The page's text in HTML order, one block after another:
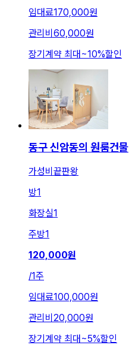
임대료170,000원
관리비 60,000원
장기계약 최대 ~10%할인
동구 신암동의 원룸건물
가성비끝판왕
방1
화장실1
주방1
120,000원
/1주
임대료100,000원
관리비 20,000원
장기계약 최대~5%할인